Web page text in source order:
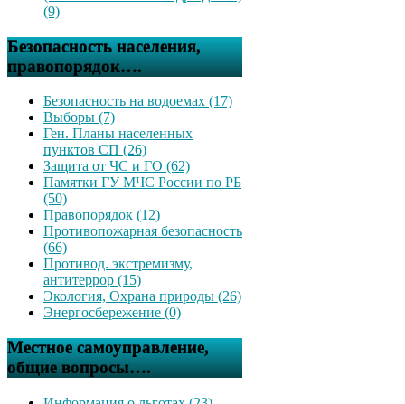
(9)
Безопасность населения,
правопорядок….
Безопасность на водоемах (17)
Выборы (7)
Ген. Планы населенных
пунктов СП (26)
Защита от ЧС и ГО (62)
Памятки ГУ МЧС России по РБ
(50)
Правопорядок (12)
Противопожарная безопасность
(66)
Противод. экстремизму,
антитеррор (15)
Экология, Охрана природы (26)
Энергосбережение (0)
Местное самоуправление,
общие вопросы….